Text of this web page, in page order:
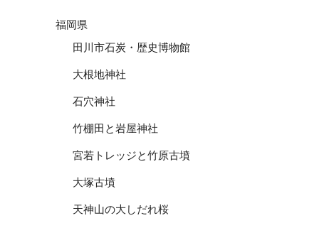
福岡県
田川市石炭・歴史博物館
大根地神社
石穴神社
竹棚田と岩屋神社
宮若トレッジと竹原古墳
大塚古墳
天神山の大しだれ桜